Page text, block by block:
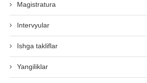
Magistratura
Intervyular
Ishga takliflar
Yangiliklar